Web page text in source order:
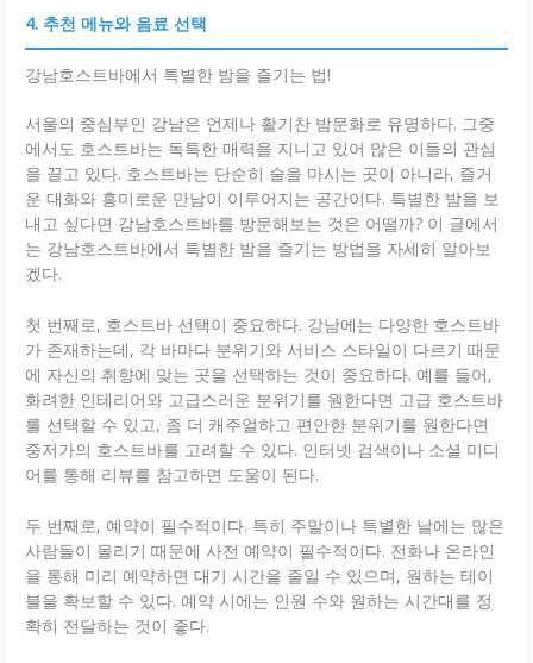
4. 추천 메뉴와 음료 선택
강남호스트바에서 특별한 밤을 즐기는 법!
서울의 중심부인 강남은 언제나 활기찬 밤문화로 유명하다. 그중
에서도 호스트바는 독특한 매력을 지니고 있어 많은 이들의 관심
을 끌고 있다. 호스트바는 단순히 술을 마시는 곳이 아니라, 즐거
운 대화와 흥미로운 만남이 이루어지는 공간이다. 특별한 밤을 보
내고 싶다면 강남호스트바를 방문해보는 것은 어떨까? 이 글에서
는 강남호스트바에서 특별한 밤을 즐기는 방법을 자세히 알아보
겠다.
첫 번째로, 호스트바 선택이 중요하다. 강남에는 다양한 호스트바
가 존재하는데, 각 바마다 분위기와 서비스 스타일이 다르기 때문
에 자신의 취향에 맞는 곳을 선택하는 것이 중요하다. 예를 들어,
화려한 인테리어와 고급스러운 분위기를 원한다면 고급 호스트바
를 선택할 수 있고, 좀 더 캐주얼하고 편안한 분위기를 원한다면
중저가의 호스트바를 고려할 수 있다. 인터넷 검색이나 소셜 미디
어를 통해 리뷰를 참고하면 도움이 된다.
두 번째로, 예약이 필수적이다. 특히 주말이나 특별한 날에는 많은
사람들이 몰리기 때문에 사전 예약이 필수적이다. 전화나 온라인
을 통해 미리 예약하면 대기 시간을 줄일 수 있으며, 원하는 테이
블을 확보할 수 있다. 예약 시에는 인원 수와 원하는 시간대를 정
확히 전달하는 것이 좋다.